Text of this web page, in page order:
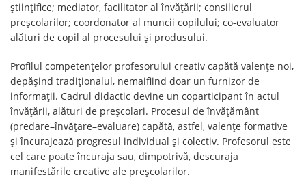
științifice; mediator, facilitator al învățării; consilierul
preșcolarilor; coordonator al muncii copilului; co-evaluator
alături de copil al procesului și produsului.
Profilul competențelor profesorului creativ capătă valențe noi,
depășind tradiționalul, nemaifiind doar un furnizor de
informații. Cadrul didactic devine un coparticipant în actul
învățării, alături de preșcolari. Procesul de învățământ
(predare–învățare–evaluare) capătă, astfel, valențe formative
și încurajează progresul individual și colectiv. Profesorul este
cel care poate încuraja sau, dimpotrivă, descuraja
manifestările creative ale preșcolarilor.